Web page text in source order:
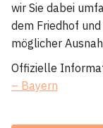
wir Sie dabei
dem Friedhof
möglicher
Offizielle
– Bayern